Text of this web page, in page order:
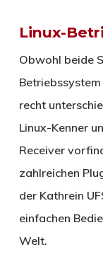
Linux-
Obwohl beide
recht
Linux-Kenner
Receiver
zahlreichen
der Kathrein
einfachen
Welt.